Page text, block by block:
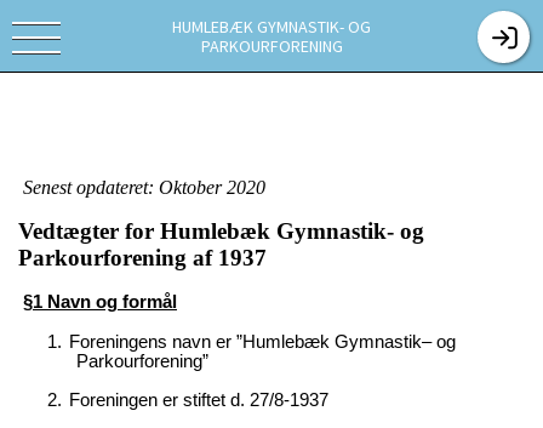
HUMLEBÆK GYMNASTIK- OG
PARKOURFORENING
Senest opdateret: Oktober 2020
Vedtægter for Humlebæk Gymnastik- og
Parkourforening af 1937
§1 Navn og formål
1. Foreningens navn er ”Humlebæk Gymnastik– og
Parkourforening”
2. Foreningen er stiftet d. 27/8-1937